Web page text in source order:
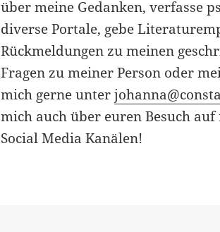
über meine Gedanken, verfasse
diverse Portale, gebe
Rückmeldungen zu meinen
Fragen zu meiner Person oder
mich gerne unter
mich auch über euren Besuch
Social Media Kanälen!